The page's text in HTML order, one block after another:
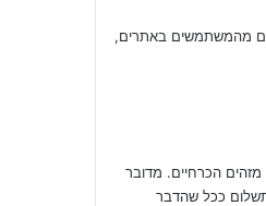
מהמשתמשים באתרים,
הכרחיים. מדובר
תשלום ככל שהדבר